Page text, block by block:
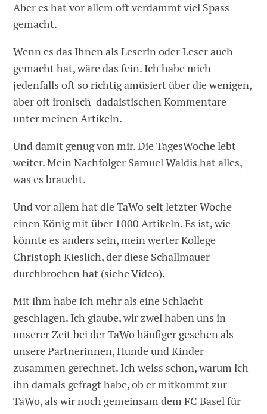
Aber es hat vor allem oft verdammt viel Spass
gemacht.
Wenn es das Ihnen als Leserin oder Leser auch
gemacht hat, wäre das fein. Ich habe mich
jedenfalls oft so richtig amüsiert über die wenigen,
aber oft ironisch-dadaistischen Kommentare
unter meinen Artikeln.
Und damit genug von mir. Die TagesWoche lebt
weiter. Mein Nachfolger Samuel Waldis hat alles,
was es braucht.
Und vor allem hat die TaWo seit letzter Woche
einen König mit über 1000 Artikeln. Es ist, wie
könnte es anders sein, mein werter Kollege
Christoph Kieslich, der diese Schallmauer
durchbrochen hat (siehe Video).
Mit ihm habe ich mehr als eine Schlacht
geschlagen. Ich glaube, wir zwei haben uns in
unserer Zeit bei der TaWo häufiger gesehen als
unsere Partnerinnen, Hunde und Kinder
zusammen gerechnet. Ich weiss schon, warum ich
ihn damals gefragt habe, ob er mitkommt zur
TaWo, als wir noch gemeinsam dem FC Basel für